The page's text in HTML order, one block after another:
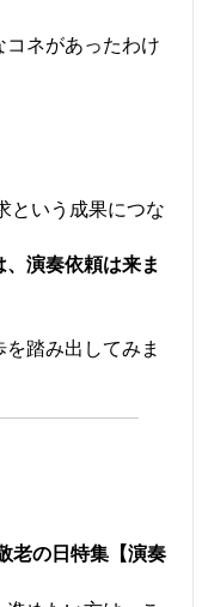
ネがあったわけ
という成果につな
演奏依頼は来ま
踏み出してみま
老の日特集【演奏